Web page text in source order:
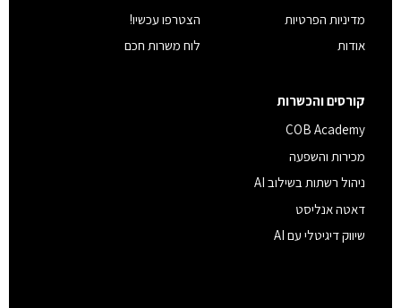
מדיניות הפרטיות
אודות
הצטרפו עכשיו!
לוח משרות חכם
קורסים והכשרות
COB Academy
מכירות והשפעה
ניהול רשתות בשילוב AI
דאטה אנליסט
שיווק דיגיטלי עם AI